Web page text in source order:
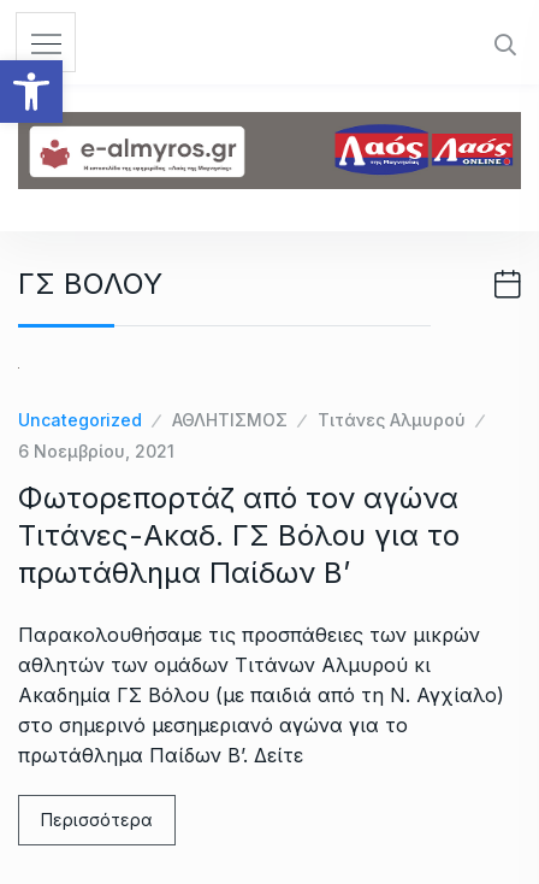
Ανοίξτε τη γραμμή
ΓΣ ΒΟΛΟΥ
Uncategorized ΑΘΛΗΤΙΣΜΟΣ
Τιτάνες Αλμυρού
6 Νοεμβρίου, 2021
Φωτορεπορτάζ από τον αγώνα
Τιτάνες-Ακαδ. ΓΣ Βόλου για το
πρωτάθλημα Παίδων Β’
Παρακολουθήσαμε τις προσπάθειες των μικρών
αθλητών των ομάδων Τιτάνων Αλμυρού κι
Ακαδημία ΓΣ Βόλου (με παιδιά από τη Ν. Αγχίαλο)
στο σημερινό μεσημεριανό αγώνα για το
πρωτάθλημα Παίδων Β’. Δείτε
Περισσότερα